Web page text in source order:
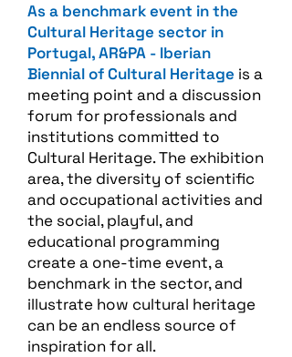
As a benchmark event in the
Cultural Heritage sector in
Portugal, AR&PA - Iberian
Biennial of Cultural Heritage is a
meeting point and a discussion
forum for professionals and
institutions committed to
Cultural Heritage. The exhibition
area, the diversity of scientific
and occupational activities and
the social, playful, and
educational programming
create a one-time event, a
benchmark in the sector, and
illustrate how cultural heritage
can be an endless source of
inspiration for all.